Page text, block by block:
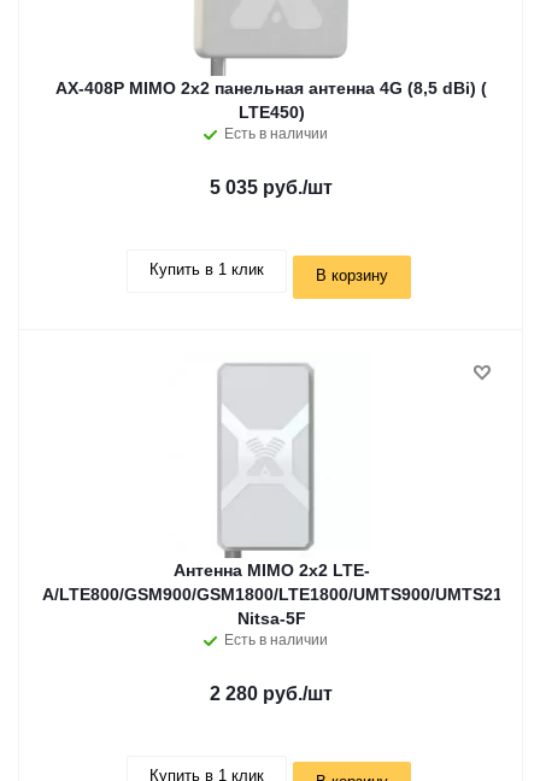
AX-408P MIMO 2x2 панельная антенна 4G (8,5 dBi) (
LTE450)
Есть в наличии
5 035 руб./шт
Купить в 1 клик В корзину
Антенна MIMO 2x2 LTE-
A/LTE800/GSM900/GSM1800/LTE1800/UMTS900/UMTS2100/
Nitsa-5F
Есть в наличии
2 280 руб./шт
Купить в 1 клик